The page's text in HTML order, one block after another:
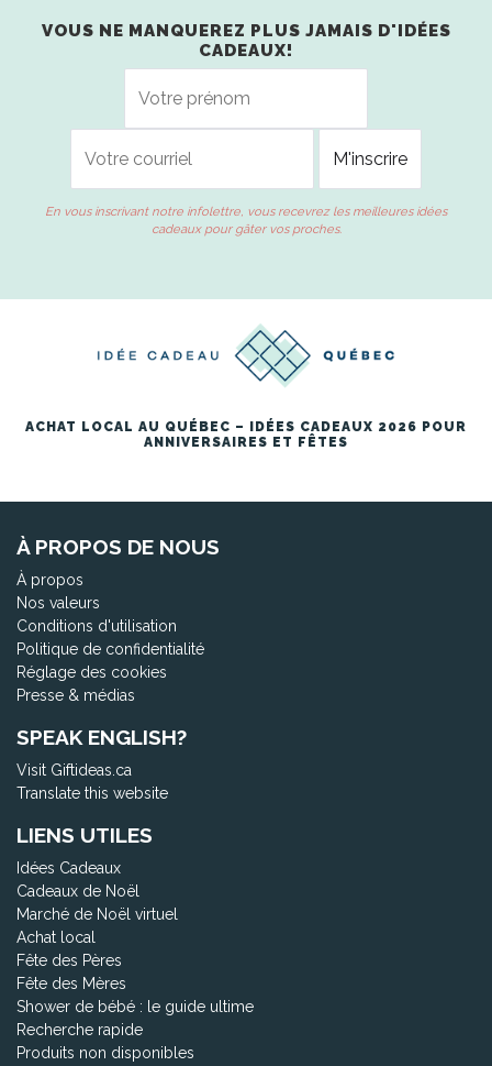
VOUS NE MANQUEREZ PLUS JAMAIS D'IDÉES
CADEAUX!
En vous inscrivant notre infolettre, vous recevrez les meilleures idées
cadeaux pour gâter vos proches.
ACHAT LOCAL AU QUÉBEC – IDÉES CADEAUX 2026 POUR
ANNIVERSAIRES ET FÊTES
À PROPOS DE NOUS
À propos
Nos valeurs
Conditions d'utilisation
Politique de confidentialité
Réglage des cookies
Presse & médias
SPEAK ENGLISH?
Visit Giftideas.ca
Translate this website
LIENS UTILES
Idées Cadeaux
Cadeaux de Noël
Marché de Noël virtuel
Achat local
Fête des Pères
Fête des Mères
Shower de bébé : le guide ultime
Recherche rapide
Produits non disponibles